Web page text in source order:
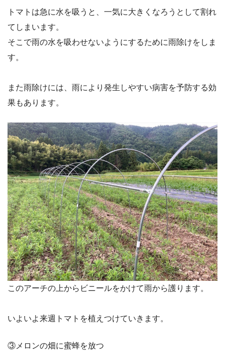
トマトは急に水を吸うと、一気に大きくなろうとして割れ
てしまいます。
そこで雨の水を吸わせないようにするために雨除けをしま
す。
また雨除けには、雨により発生しやすい病害を予防する効
果もあります。
このアーチの上からビニールをかけて雨から護ります。
いよいよ来週トマトを植えつけていきます。
③メロンの畑に蜜蜂を放つ